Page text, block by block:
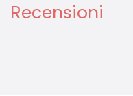
Recensioni